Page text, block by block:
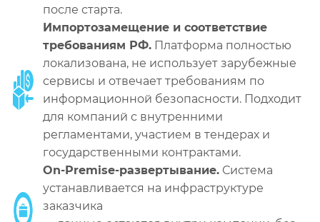
после старта.
Импортозамещение и соответствие
требованиям РФ. Платформа полностью
локализована, не использует зарубежные
сервисы и отвечает требованиям по
информационной безопасности. Подходит
для компаний с внутренними
регламентами, участием в тендерах и
государственными контрактами.
On-Premise-развертывание. Система
устанавливается на инфраструктуре
заказчика